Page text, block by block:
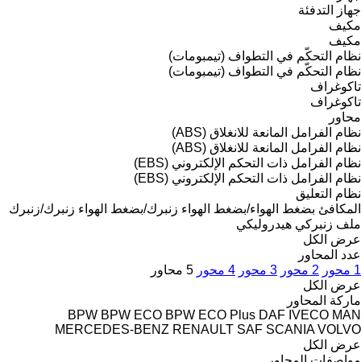
جهاز التدفئة
مكيف
مكيف
نظام التحكّم في التطواف (تيمبومات)
نظام التحكّم في التطواف (تيمبومات)
تاكوغراف
تاكوغراف
محاور
نظام الفرامل المانعة للانغلاق (ABS)
نظام الفرامل المانعة للانغلاق (ABS)
نظام الفرامل ذات التحكم الإلكتروني (EBS)
نظام الفرامل ذات التحكم الإلكتروني (EBS)
نظام التعليق
المكافئ بضغط الهواء/بضغط الهواء زنبرك/بضغط الهواء زنبرك/زنبرك
ملف زنبركي هيدروليكي
عرض الكل
عدد المحاور
1 محور
2 محور 3 محور 4 محور
5 محاور
عرض الكل
ماركة المحاور
BPW BPW ECO BPW ECO Plus DAF IVECO MAN
MERCEDES-BENZ RENAULT SAF SCANIA VOLVO
عرض الكل